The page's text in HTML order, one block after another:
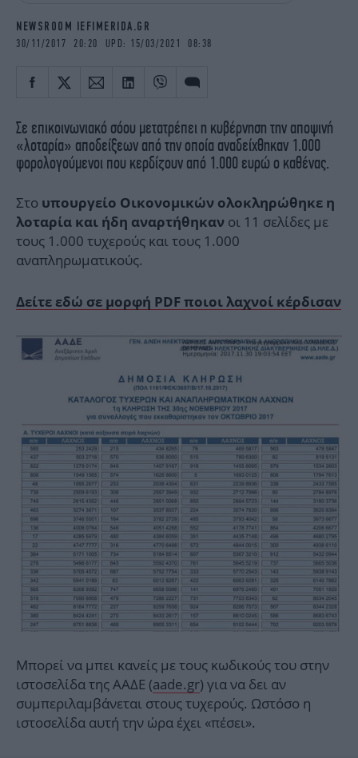
OSCARS
NEWSROOM IEFIMERIDA.GR
30/11/2017 20:20 UPD: 15/03/2021 08:38
Σε επικοινωνιακό σόου μετατρέπει η κυβέρνηση την αποψινή
«λοταρία» αποδείξεων από την οποία αναδείχθηκαν 1.000
φορολογούμενοι που κερδίζουν από 1.000 ευρώ ο καθένας.
Στο υπουργείο Οικονομικών ολοκληρώθηκε η
λοταρία και ήδη αναρτήθηκαν οι 11 σελίδες με
τους 1.000 τυχερούς και τους 1.000
αναπληρωματικούς.
Δείτε εδώ σε μορφή PDF ποιοι λαχνοί κέρδισαν
Μπορεί να μπει κανείς με τους κωδικούς του στην
ιστοσελίδα της ΑΑΔΕ (aade.gr) για να δει αν
συμπεριλαμβάνεται στους τυχερούς. Ωστόσο η
ιστοσελίδα αυτή την ώρα έχει «πέσει».